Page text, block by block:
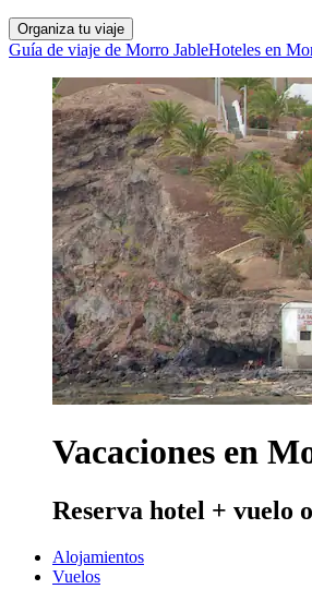
Organiza tu viaje
Guía de viaje de Morro JableHoteles en
Vacaciones en
Reserva hotel + vuelo
Alojamientos
Vuelos